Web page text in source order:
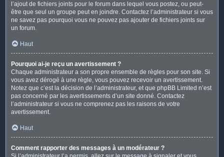
l’ajout de fichiers joints pour le forum dans lequel vous postez, ou peut-
être que seul un groupe peut en joindre. Contactez l’administrateur si vous
ne savez pas pourquoi vous ne pouvez pas ajouter de fichiers joints sur
un forum.
Haut
Pourquoi ai-je reçu un avertissement ?
Chaque administrateur a son propre ensemble de règles pour son site. Si
vous avez dérogé à une règle, vous pouvez recevoir un avertissement.
Notez que c’est la décision de l’administrateur, et que phpBB Limited n’est
pas concerné par les avertissements d’un site donné. Contactez
l’administrateur si vous ne comprenez pas les raisons de votre
avertissement.
Haut
Comment rapporter des messages à un modérateur ?